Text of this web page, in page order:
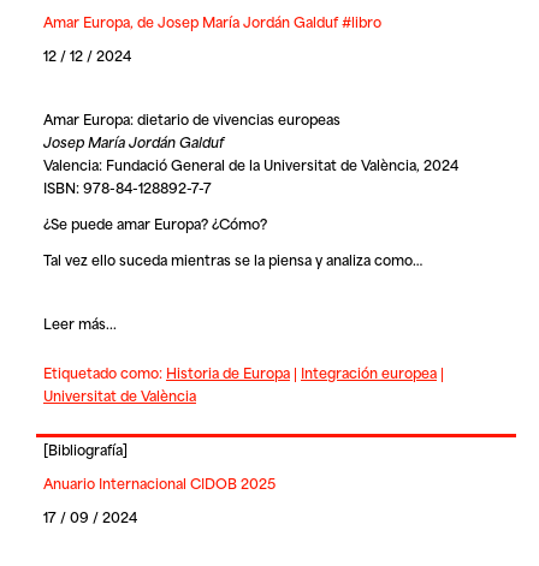
Amar Europa, de Josep María Jordán Galduf #libro
12 / 12 / 2024
Amar Europa: dietario de vivencias europeas
Josep María Jordán Galduf
Valencia: Fundació General de la Universitat de València, 2024
ISBN: 978-84-128892-7-7
¿Se puede amar Europa? ¿Cómo?
Tal vez ello suceda mientras se la piensa y analiza como…
Leer más...
Etiquetado como: Historia de Europa| Integración europea|
Universitat de València
[Bibliografía]
Anuario Internacional CIDOB 2025
17 / 09 / 2024